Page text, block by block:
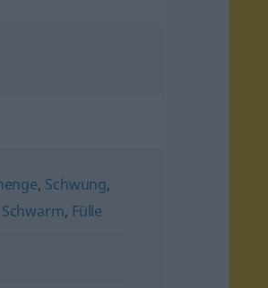
, Schwung,
Schwarm, Fülle